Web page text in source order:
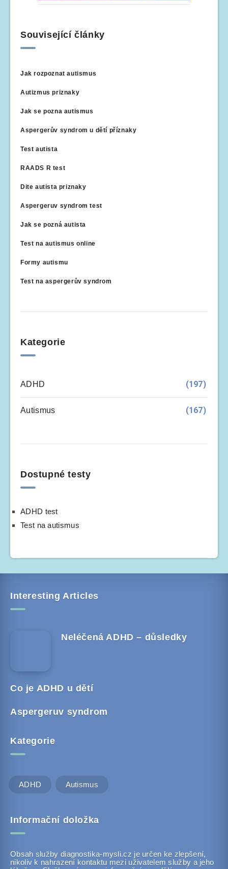
Související články
Jak rozpoznat autismus
Autizmus priznaky
Jak se pozna autismus
Aspergerův syndrom u dětí příznaky
Test autista
RAADS R test
Dite autista priznaky
Aspergeruv syndrom test
Jak se pozná autista
Test na autismus online
Formy autismu
Test na aspergerův syndrom
Kategorie
ADHD (197)
Autismus (167)
Dostupné testy
ADHD test
Test na autismus
Interesting Articles
Neléčená ADHD – důsledky
Co je ADHD u dětí
Aspergeruv syndrom
Kategorie
ADHD Autismus
Informační doložka
Obsah služby diagnostika-mysli.cz je určen ke zlepšení,
nikoliv k nahrazení kontaktu mezi uživatelem služby a jeho